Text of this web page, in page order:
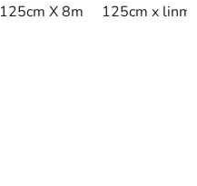
125cm X 8m 125cm x linm